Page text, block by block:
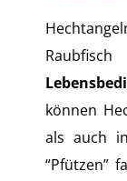
können
als auch
“Pfützen”